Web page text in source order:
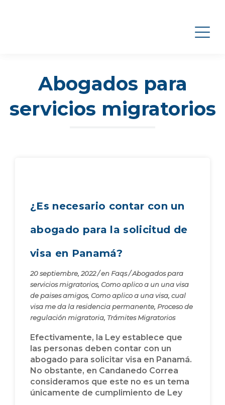
Abogados para
servicios migratorios
¿Es necesario contar con un
abogado para la solicitud de
visa en Panamá?
20 septiembre, 2022/en Faqs/Abogados para
servicios migratorios, Como aplico a un una visa
de paises amigos, Como aplico a una visa, cual
visa me da la residencia permanente, Proceso de
regulación migratoria, Trámites Migratorios
Efectivamente, la Ley establece que
las personas deben contar con un
abogado para solicitar visa en Panamá.
No obstante, en Candanedo Correa
consideramos que este no es un tema
únicamente de cumplimiento de Ley